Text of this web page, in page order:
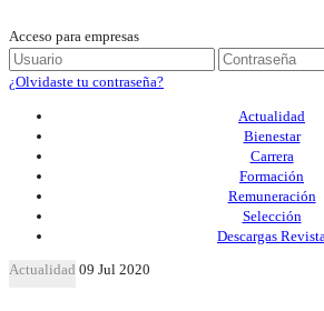
Acceso para empresas
¿Olvidaste tu contraseña?
Actualidad
Bienestar
Carrera
Formación
Remuneración
Selección
Descargas Revista
Actualidad 09 Jul 2020